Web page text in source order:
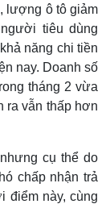
lượng ô tô giảm
tiêu dùng
năng chi tiền
nay. Doanh số
tháng 2 vừa
ra vẫn thấp hơn
cụ thể do
chấp nhận trả
điểm này, cùng